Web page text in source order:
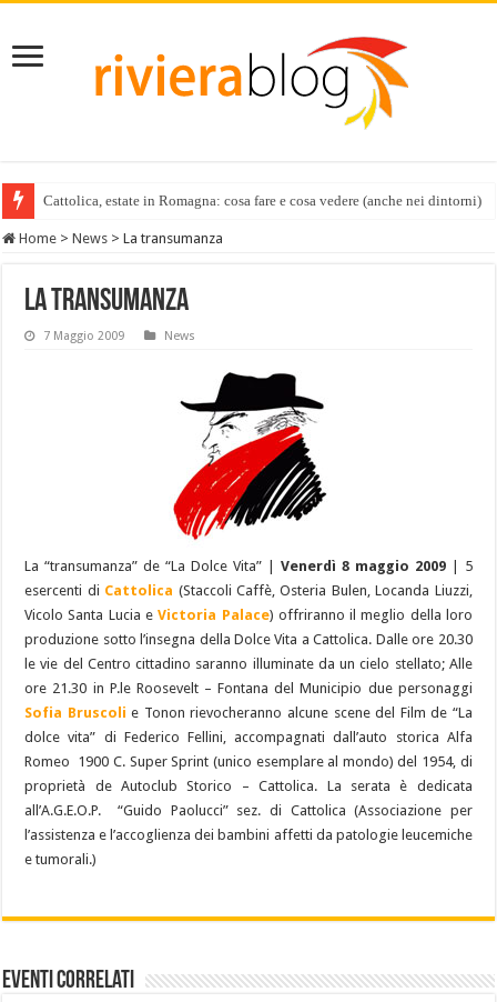
Cattolica, estate in Romagna: cosa fare e cosa vedere (anche nei dintorni)
Home > News > La transumanza
La transumanza
7 Maggio 2009 News
La “transumanza” de “La Dolce Vita” | Venerdì 8 maggio 2009| 5
esercenti di Cattolica (Staccoli Caffè, Osteria Bulen, Locanda Liuzzi,
Vicolo Santa Lucia eVictoria Palace) offriranno il meglio della loro
produzione sotto l’insegna della Dolce Vita a Cattolica. Dalle ore 20.30
le vie del Centro cittadino saranno illuminate da un cielo stellato; Alle
ore 21.30 in P.le Roosevelt – Fontana del Municipio due personaggi
Sofia Bruscoli e Tonon rievocheranno alcune scene del Film de “La
dolce vita” di Federico Fellini, accompagnati dall’auto storica Alfa
Romeo 1900 C. Super Sprint (unico esemplare al mondo) del 1954, di
proprietà de Autoclub Storico – Cattolica. La serata è dedicata
all’A.G.E.O.P. “Guido Paolucci” sez. di Cattolica (Associazione per
l’assistenza e l’accoglienza dei bambini affetti da patologie leucemiche
e tumorali.)
Eventi Correlati